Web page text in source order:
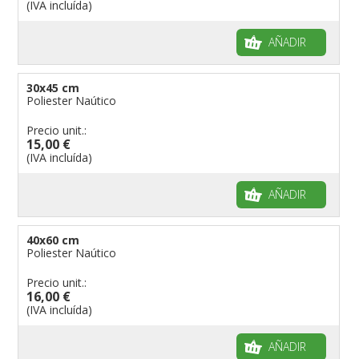
(IVA incluída)
AÑADIR
30x45 cm
Poliester Naútico
Precio unit.:
15,00 €
(IVA incluída)
AÑADIR
40x60 cm
Poliester Naútico
Precio unit.:
16,00 €
(IVA incluída)
AÑADIR